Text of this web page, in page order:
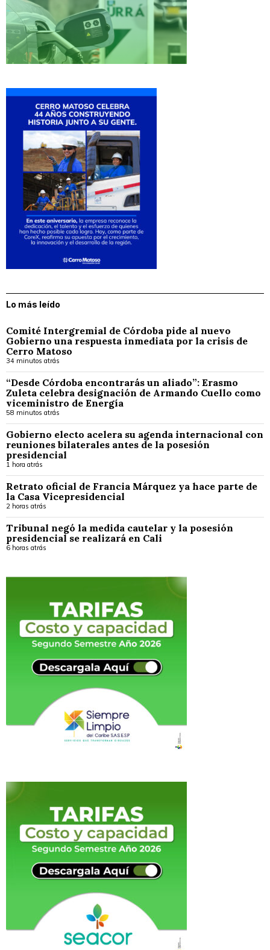
Lo más leído
Comité Intergremial de Córdoba pide al nuevo
Gobierno una respuesta inmediata por la crisis de
Cerro Matoso
34 minutos atrás
“Desde Córdoba encontrarás un aliado”: Erasmo
Zuleta celebra designación de Armando Cuello como
viceministro de Energía
58 minutos atrás
Gobierno electo acelera su agenda internacional con
reuniones bilaterales antes de la posesión
presidencial
1 hora atrás
Retrato oficial de Francia Márquez ya hace parte de
la Casa Vicepresidencial
2 horas atrás
Tribunal negó la medida cautelar y la posesión
presidencial se realizará en Cali
6 horas atrás